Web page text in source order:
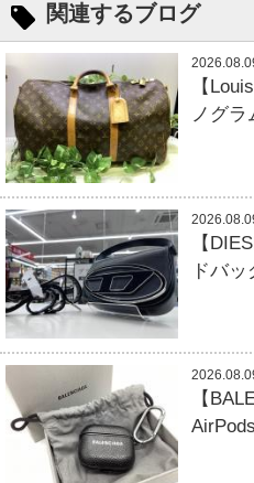
関連するブログ
【
ノグラ
【
ドバ
【